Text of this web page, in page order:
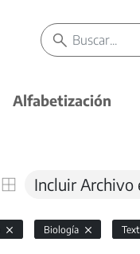
Alfabetización
Incluir Archivo
Biología